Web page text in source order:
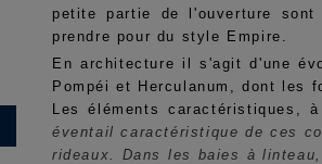
petite partie de l'ouverture
prendre pour du style Empire.
En architecture il s'agit d'une
Pompéi et Herculanum, dont les
Les éléments caractéristiques,
éventail caractéristique de ces
rideaux. Dans les baies à